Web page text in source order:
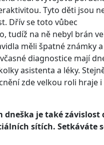
Tyto děti jsou
Dřív se toto vůbec
tudíž na ně nebyl brán
měli špatné známky
diagnostice mají
asistenta a léky.
zde velkou roli hraje
dneška je také závislost
sítích. Setkáváte